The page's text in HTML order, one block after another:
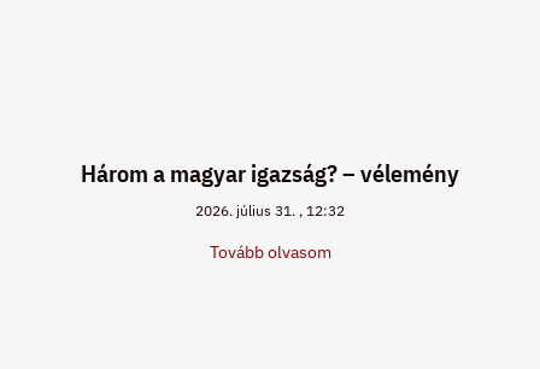
Három a magyar igazság? – vélemény
2026. július 31. 12:32
Tovább olvasom